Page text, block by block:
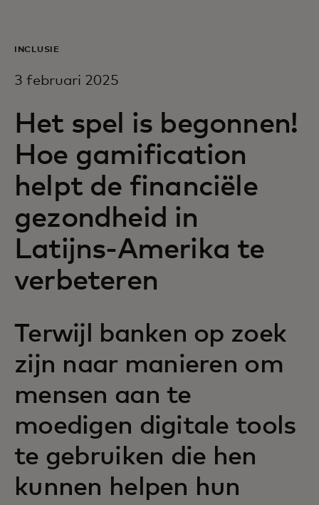
Voor de wereld
Voor innovators
Nieuws en trends
INCLUSIE
3 februari 2025
Het spel is begonnen!
Hoe gamification
helpt de financiële
gezondheid in
Latijns-Amerika te
verbeteren
Terwijl banken op zoek
zijn naar manieren om
mensen aan te
moedigen digitale tools
te gebruiken die hen
kunnen helpen hun